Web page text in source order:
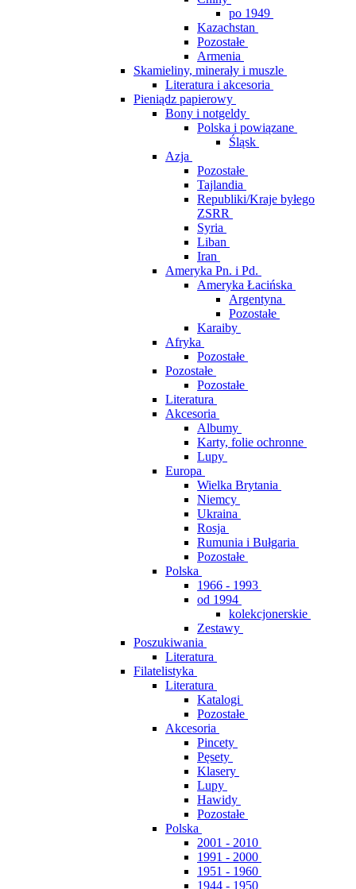
po 1949
Kazachstan
Pozostałe
Armenia
Skamieliny, minerały i muszle
Literatura i akcesoria
Pieniądz papierowy
Bony i notgeldy
Polska i powiązane
Śląsk
Azja
Pozostałe
Tajlandia
Republiki/Kraje byłego
ZSRR
Syria
Liban
Iran
Ameryka Pn. i Pd.
Ameryka Łacińska
Argentyna
Pozostałe
Karaiby
Afryka
Pozostałe
Pozostałe
Pozostałe
Literatura
Akcesoria
Albumy
Karty, folie ochronne
Lupy
Europa
Wielka Brytania
Niemcy
Ukraina
Rosja
Rumunia i Bułgaria
Pozostałe
Polska
1966 - 1993
od 1994
kolekcjonerskie
Zestawy
Poszukiwania
Literatura
Filatelistyka
Literatura
Katalogi
Pozostałe
Akcesoria
Pincety
Pęsety
Klasery
Lupy
Hawidy
Pozostałe
Polska
2001 - 2010
1991 - 2000
1951 - 1960
1944 - 1950